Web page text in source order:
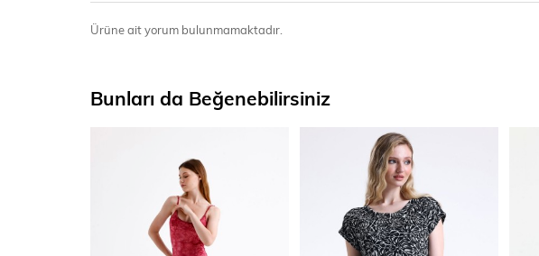
Ürüne ait yorum bulunmamaktadır.
Bunları da Beğenebilirsiniz